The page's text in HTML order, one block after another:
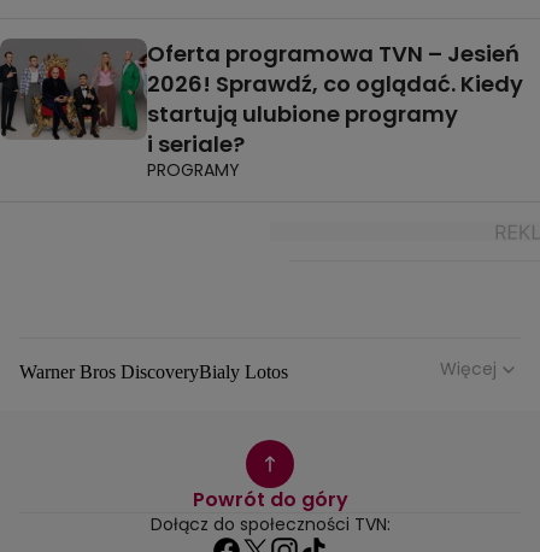
Oferta programowa TVN – Jesień
2026! Sprawdź, co oglądać. Kiedy
startują ulubione programy
i seriale?
PROGRAMY
Warner Bros DiscoveryBialy Lotos
Agnieszka Bobek
Jezdzic Obserwowac
Josephine KwasniewskaPlayerplPrzemek Szafranski
Dariusz ZdrojkowskiJulia Tychoniewicz
Więcej
Powrót do góry
Dołącz do społeczności TVN: